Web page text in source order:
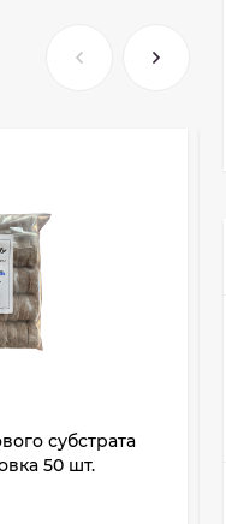
субстрата
50 шт.